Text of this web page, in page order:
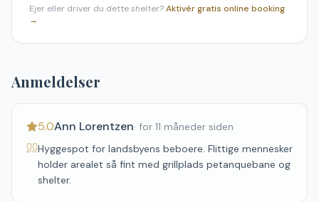
Ejer eller driver du dette shelter?Aktivér gratis online booking
→
Anmeldelser
5.0Ann Lorentzen· for 11 måneder siden
Hyggespot for landsbyens beboere. Flittige mennesker
holder arealet så fint med grillplads petanquebane og
shelter.